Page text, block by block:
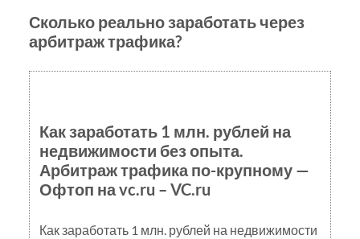
Сколько реально заработать через
арбитраж трафика?
Как заработать 1 млн. рублей на
недвижимости без опыта.
Арбитраж трафика по-крупному —
Офтоп на vc.ru – VC.ru
Как заработать 1 млн. рублей на недвижимости